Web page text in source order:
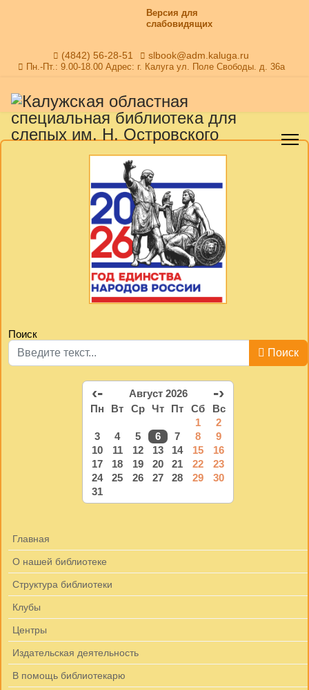
Версия для
слабовидящих
(4842) 56-28-51 slbook@adm.kaluga.ru
Пн.-Пт.: 9.00-18.00 Адрес: г. Калуга ул. Поле Свободы. д. 36а
Поиск
Поиск
‹- Август 2026 -›
Пн Вт Ср Чт Пт Сб
Вс
1
2
3
4 5 6 7 8
9
10
11 12 13 14 15
16
17
18 19 20 21 22
23
24
25 26 27 28 29
30
31
Главная
О нашей библиотеке
Структура библиотеки
Клубы
Центры
Издательская деятельность
В помощь библиотекарю